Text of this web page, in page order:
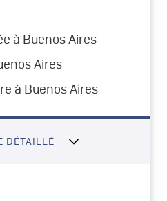
à Buenos Aires
Aires
à Buenos Aires
DÉTAILLÉ